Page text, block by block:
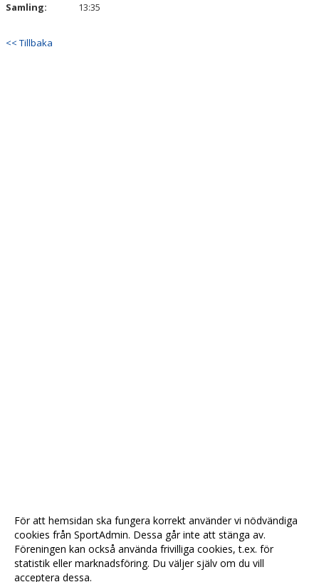
MATCHER
ÅRSMÖTEN
Samling:
13:35
<< Tillbaka
För att hemsidan ska fungera korrekt använder vi nödvändiga
cookies från SportAdmin. Dessa går inte att stänga av.
Föreningen kan också använda frivilliga cookies, t.ex. för
statistik eller marknadsföring. Du väljer själv om du vill
acceptera dessa.